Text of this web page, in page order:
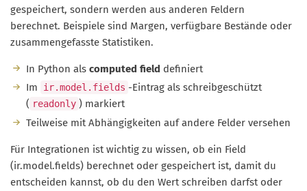
gespeichert, sondern werden aus anderen Feldern
berechnet. Beispiele sind Margen, verfügbare Bestände oder
zusammengefasste Statistiken.
In Python als computed field definiert
Im
ir.model.fields -Eintrag als schreibgeschützt
( readonly ) markiert
Teilweise mit Abhängigkeiten auf andere Felder versehen
Für Integrationen ist wichtig zu wissen, ob ein Field
(ir.model.fields) berechnet oder gespeichert ist, damit du
entscheiden kannst, ob du den Wert schreiben darfst oder